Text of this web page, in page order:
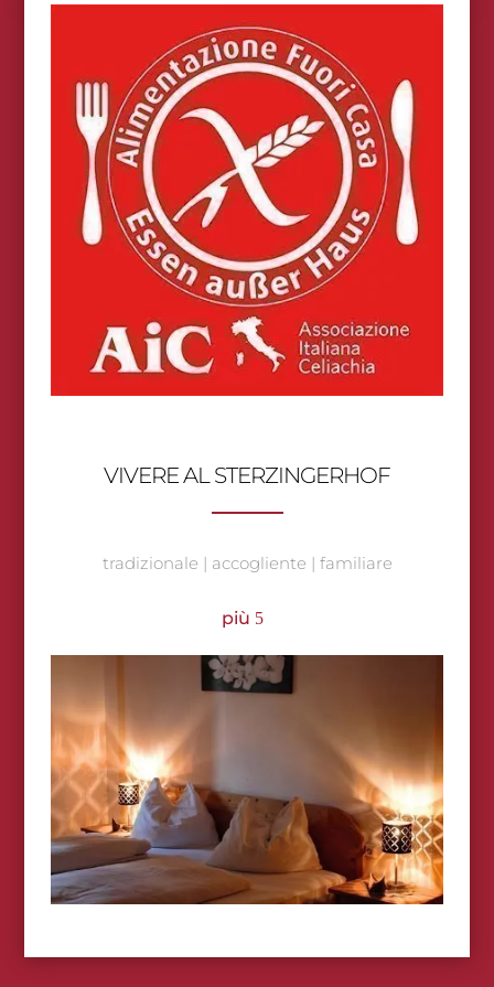
VIVERE AL STERZINGERHOF
tradizionale | accogliente | familiare
più